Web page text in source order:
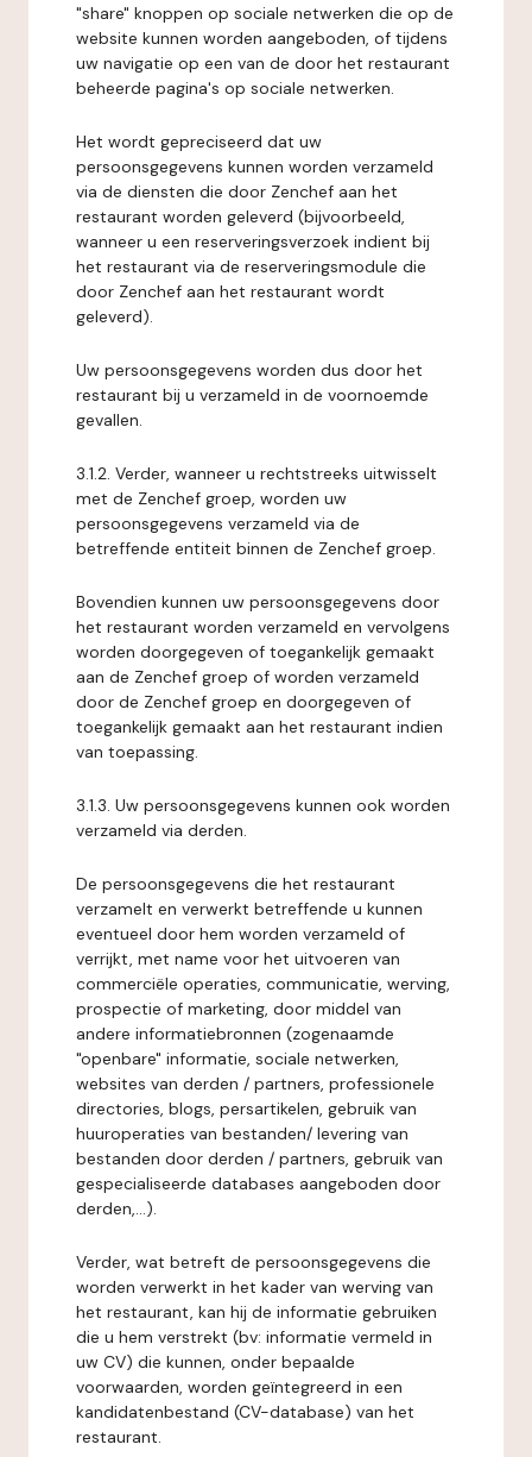
"share" knoppen op sociale netwerken die op de
website kunnen worden aangeboden, of tijdens
uw navigatie op een van de door het restaurant
beheerde pagina's op sociale netwerken.
Het wordt gepreciseerd dat uw
persoonsgegevens kunnen worden verzameld
via de diensten die door Zenchef aan het
restaurant worden geleverd (bijvoorbeeld,
wanneer u een reserveringsverzoek indient bij
het restaurant via de reserveringsmodule die
door Zenchef aan het restaurant wordt
geleverd).
Uw persoonsgegevens worden dus door het
restaurant bij u verzameld in de voornoemde
gevallen.
3.1.2. Verder, wanneer u rechtstreeks uitwisselt
met de Zenchef groep, worden uw
persoonsgegevens verzameld via de
betreffende entiteit binnen de Zenchef groep.
Bovendien kunnen uw persoonsgegevens door
het restaurant worden verzameld en vervolgens
worden doorgegeven of toegankelijk gemaakt
aan de Zenchef groep of worden verzameld
door de Zenchef groep en doorgegeven of
toegankelijk gemaakt aan het restaurant indien
van toepassing.
3.1.3. Uw persoonsgegevens kunnen ook worden
verzameld via derden.
De persoonsgegevens die het restaurant
verzamelt en verwerkt betreffende u kunnen
eventueel door hem worden verzameld of
verrijkt, met name voor het uitvoeren van
commerciële operaties, communicatie, werving,
prospectie of marketing, door middel van
andere informatiebronnen (zogenaamde
"openbare" informatie, sociale netwerken,
websites van derden / partners, professionele
directories, blogs, persartikelen, gebruik van
huuroperaties van bestanden/ levering van
bestanden door derden / partners, gebruik van
gespecialiseerde databases aangeboden door
derden,...).
Verder, wat betreft de persoonsgegevens die
worden verwerkt in het kader van werving van
het restaurant, kan hij de informatie gebruiken
die u hem verstrekt (bv: informatie vermeld in
uw CV) die kunnen, onder bepaalde
voorwaarden, worden geïntegreerd in een
kandidatenbestand (CV-database) van het
restaurant.